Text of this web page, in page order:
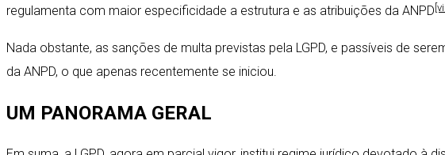
regulamenta com maior especificidade a estrutura e as atribuições da ANPD
Nada obstante, as sanções de multa previstas pela LGPD, e passíveis de
da ANPD, o que apenas recentemente se iniciou.
UM PANORAMA GERAL